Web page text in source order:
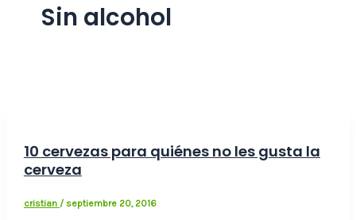
Sin alcohol
10 cervezas para quiénes no les gusta la
cerveza
cristian / septiembre 20, 2016